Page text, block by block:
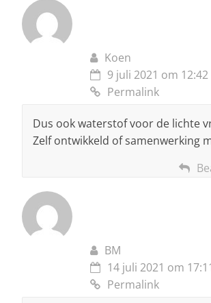
Koen
9 juli 2021 om 12:42
Permalink
Dus ook waterstof voor de lichte
Zelf ontwikkeld of samenwerking
BM
14 juli 2021 om
Permalink